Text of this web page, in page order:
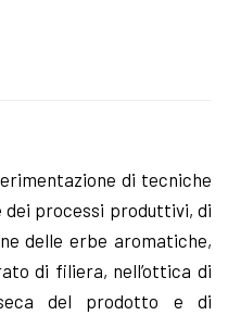
di tecniche
dei processi produttivi, di
delle erbe aromatiche,
di filiera, nell’ottica di
del prodotto e di